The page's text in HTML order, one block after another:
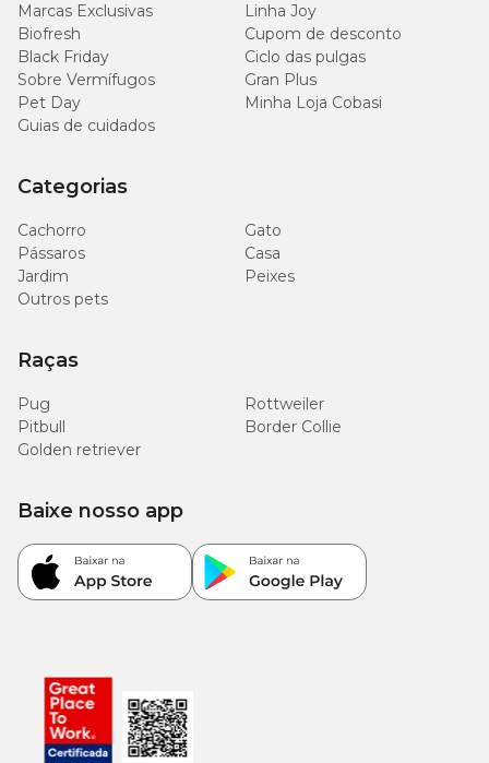
Se é essencial para o seu gato, tem na Cobasi! Participe da
nossaCompra programada
e garanta entregas
recorrentes sem preocupações.
Marcas Exclusivas
Linha Joy
Biofresh
Cupom de desconto
Black Friday
Ciclo das pulgas
Sobre Vermífugos
Gran Plus
Pet Day
Minha Loja Cobasi
Guias de cuidados
Categorias
Cachorro
Gato
Pássaros
Casa
Jardim
Peixes
Outros pets
Raças
Pug
Rottweiler
Pitbull
Border Collie
Golden retriever
Baixe nosso app